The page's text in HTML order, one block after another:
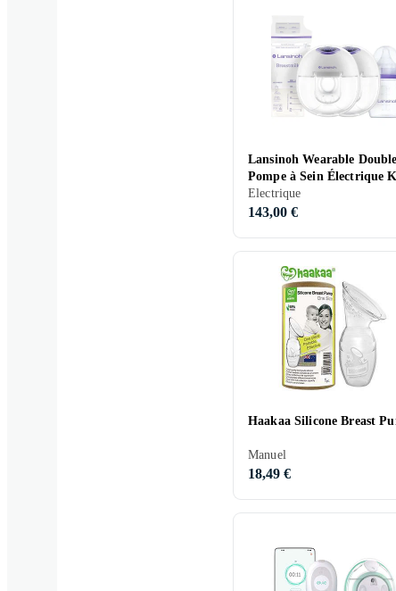
Lansinoh Wearable Double
Pompe à Sein Électrique
Electrique
143,00 €
Haakaa Silicone Breast
Manuel
18,49 €